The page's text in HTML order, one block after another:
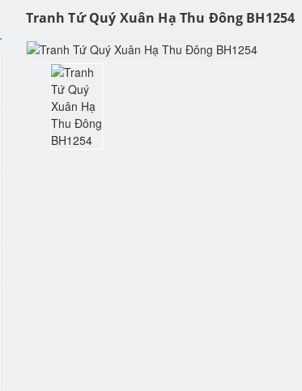
Tranh Tứ Quý Xuân Hạ Thu Đông BH1254